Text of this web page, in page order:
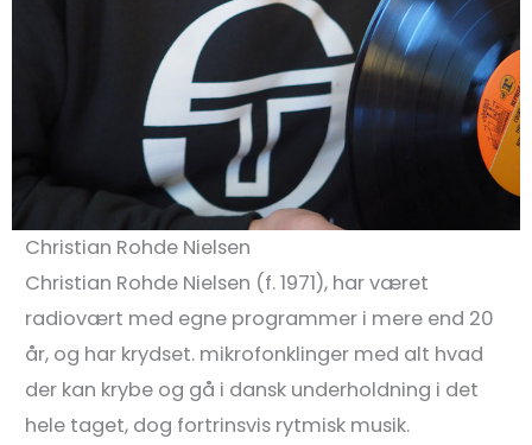
Christian Rohde Nielsen
Christian Rohde Nielsen (f. 1971), har været
radiovært med egne programmer i mere end 20
år, og har krydset. mikrofonklinger med alt hvad
der kan krybe og gå i dansk underholdning i det
hele taget, dog fortrinsvis rytmisk musik.